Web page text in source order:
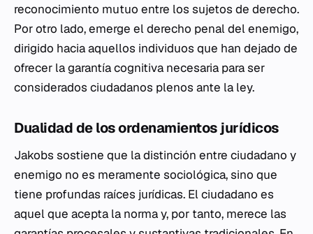
reconocimiento mutuo entre los sujetos de derecho.
Por otro lado, emerge el derecho penal del enemigo,
dirigido hacia aquellos individuos que han dejado de
ofrecer la garantía cognitiva necesaria para ser
considerados ciudadanos plenos ante la ley.
Dualidad de los ordenamientos jurídicos
Jakobs sostiene que la distinción entre ciudadano y
enemigo no es meramente sociológica, sino que
tiene profundas raíces jurídicas. El ciudadano es
aquel que acepta la norma y, por tanto, merece las